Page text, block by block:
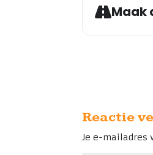
Maak
Reactie
Je e-mailadres